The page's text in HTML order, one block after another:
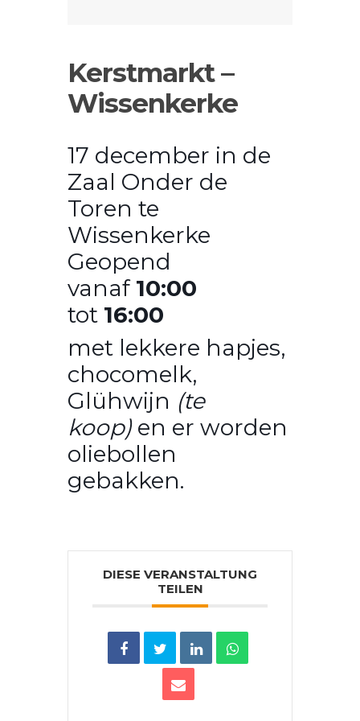
Kerstmarkt –
Wissenkerke
17 december in de
Zaal Onder de
Toren te
Wissenkerke
Geopend
vanaf 10:00
tot 16:00
met lekkere hapjes,
chocomelk,
Glühwijn (te
koop)en er worden
oliebollen
gebakken.
DIESE VERANSTALTUNG
TEILEN